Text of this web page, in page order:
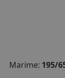
Marime: 195/